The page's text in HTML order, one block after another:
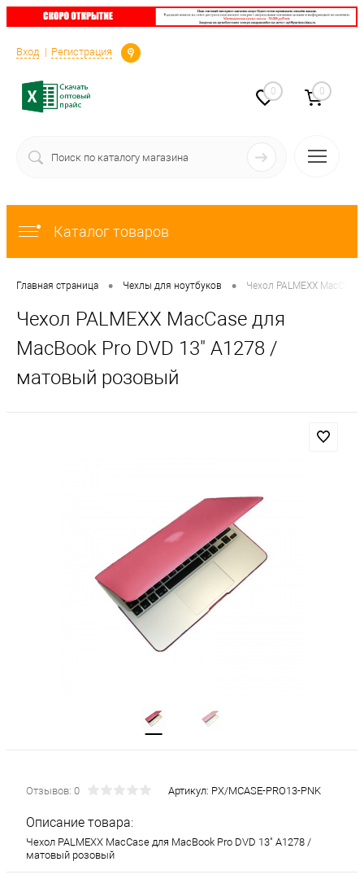
Вход Регистрация
Определение
0 0
Каталог товаров
Главная страница • Чехлы для ноутбуков • Чехол PALMEXX
Чехол PALMEXX MacCase для
MacBook Pro DVD 13" A1278 /
матовый розовый
Отзывов: 0 Артикул: PX/MCASE-PRO13-PNK
Описание товара:
Чехол PALMEXX MacCase для MacBook Pro DVD 13" A1278 /
матовый розовый